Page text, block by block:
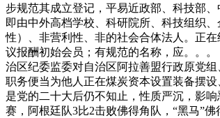
步规范其成立登记，平易近政部、科技部
即由中外高档学校、科研院所、科技组织
性）、非营利性、非的社会合体法人。正
议报酬初始会员；有规范的名称，应。。
治区纪委监委对自治区阿拉善盟行政原党
职务便当为他人正在煤炭资本设置装备摆
是党的二十大后仍不知止，性质严沉，影
赛，阿根廷队3比2击败佛得角队，“黑马”